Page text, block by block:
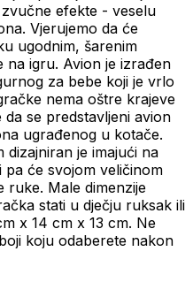
efekte - veselu
Vjerujemo da će
ugodnim, šarenim
na igru. Avion je izrađen
za bebe koji je vrlo
nema oštre krajeve
se predstavljeni avion
ugrađenog u kotače.
dizajniran je imajući na
pa će svojom veličinom
ruke. Male dimenzije
stati u dječju ruksak ili
x 14 cm x 13 cm. Ne
koju odaberete nakon